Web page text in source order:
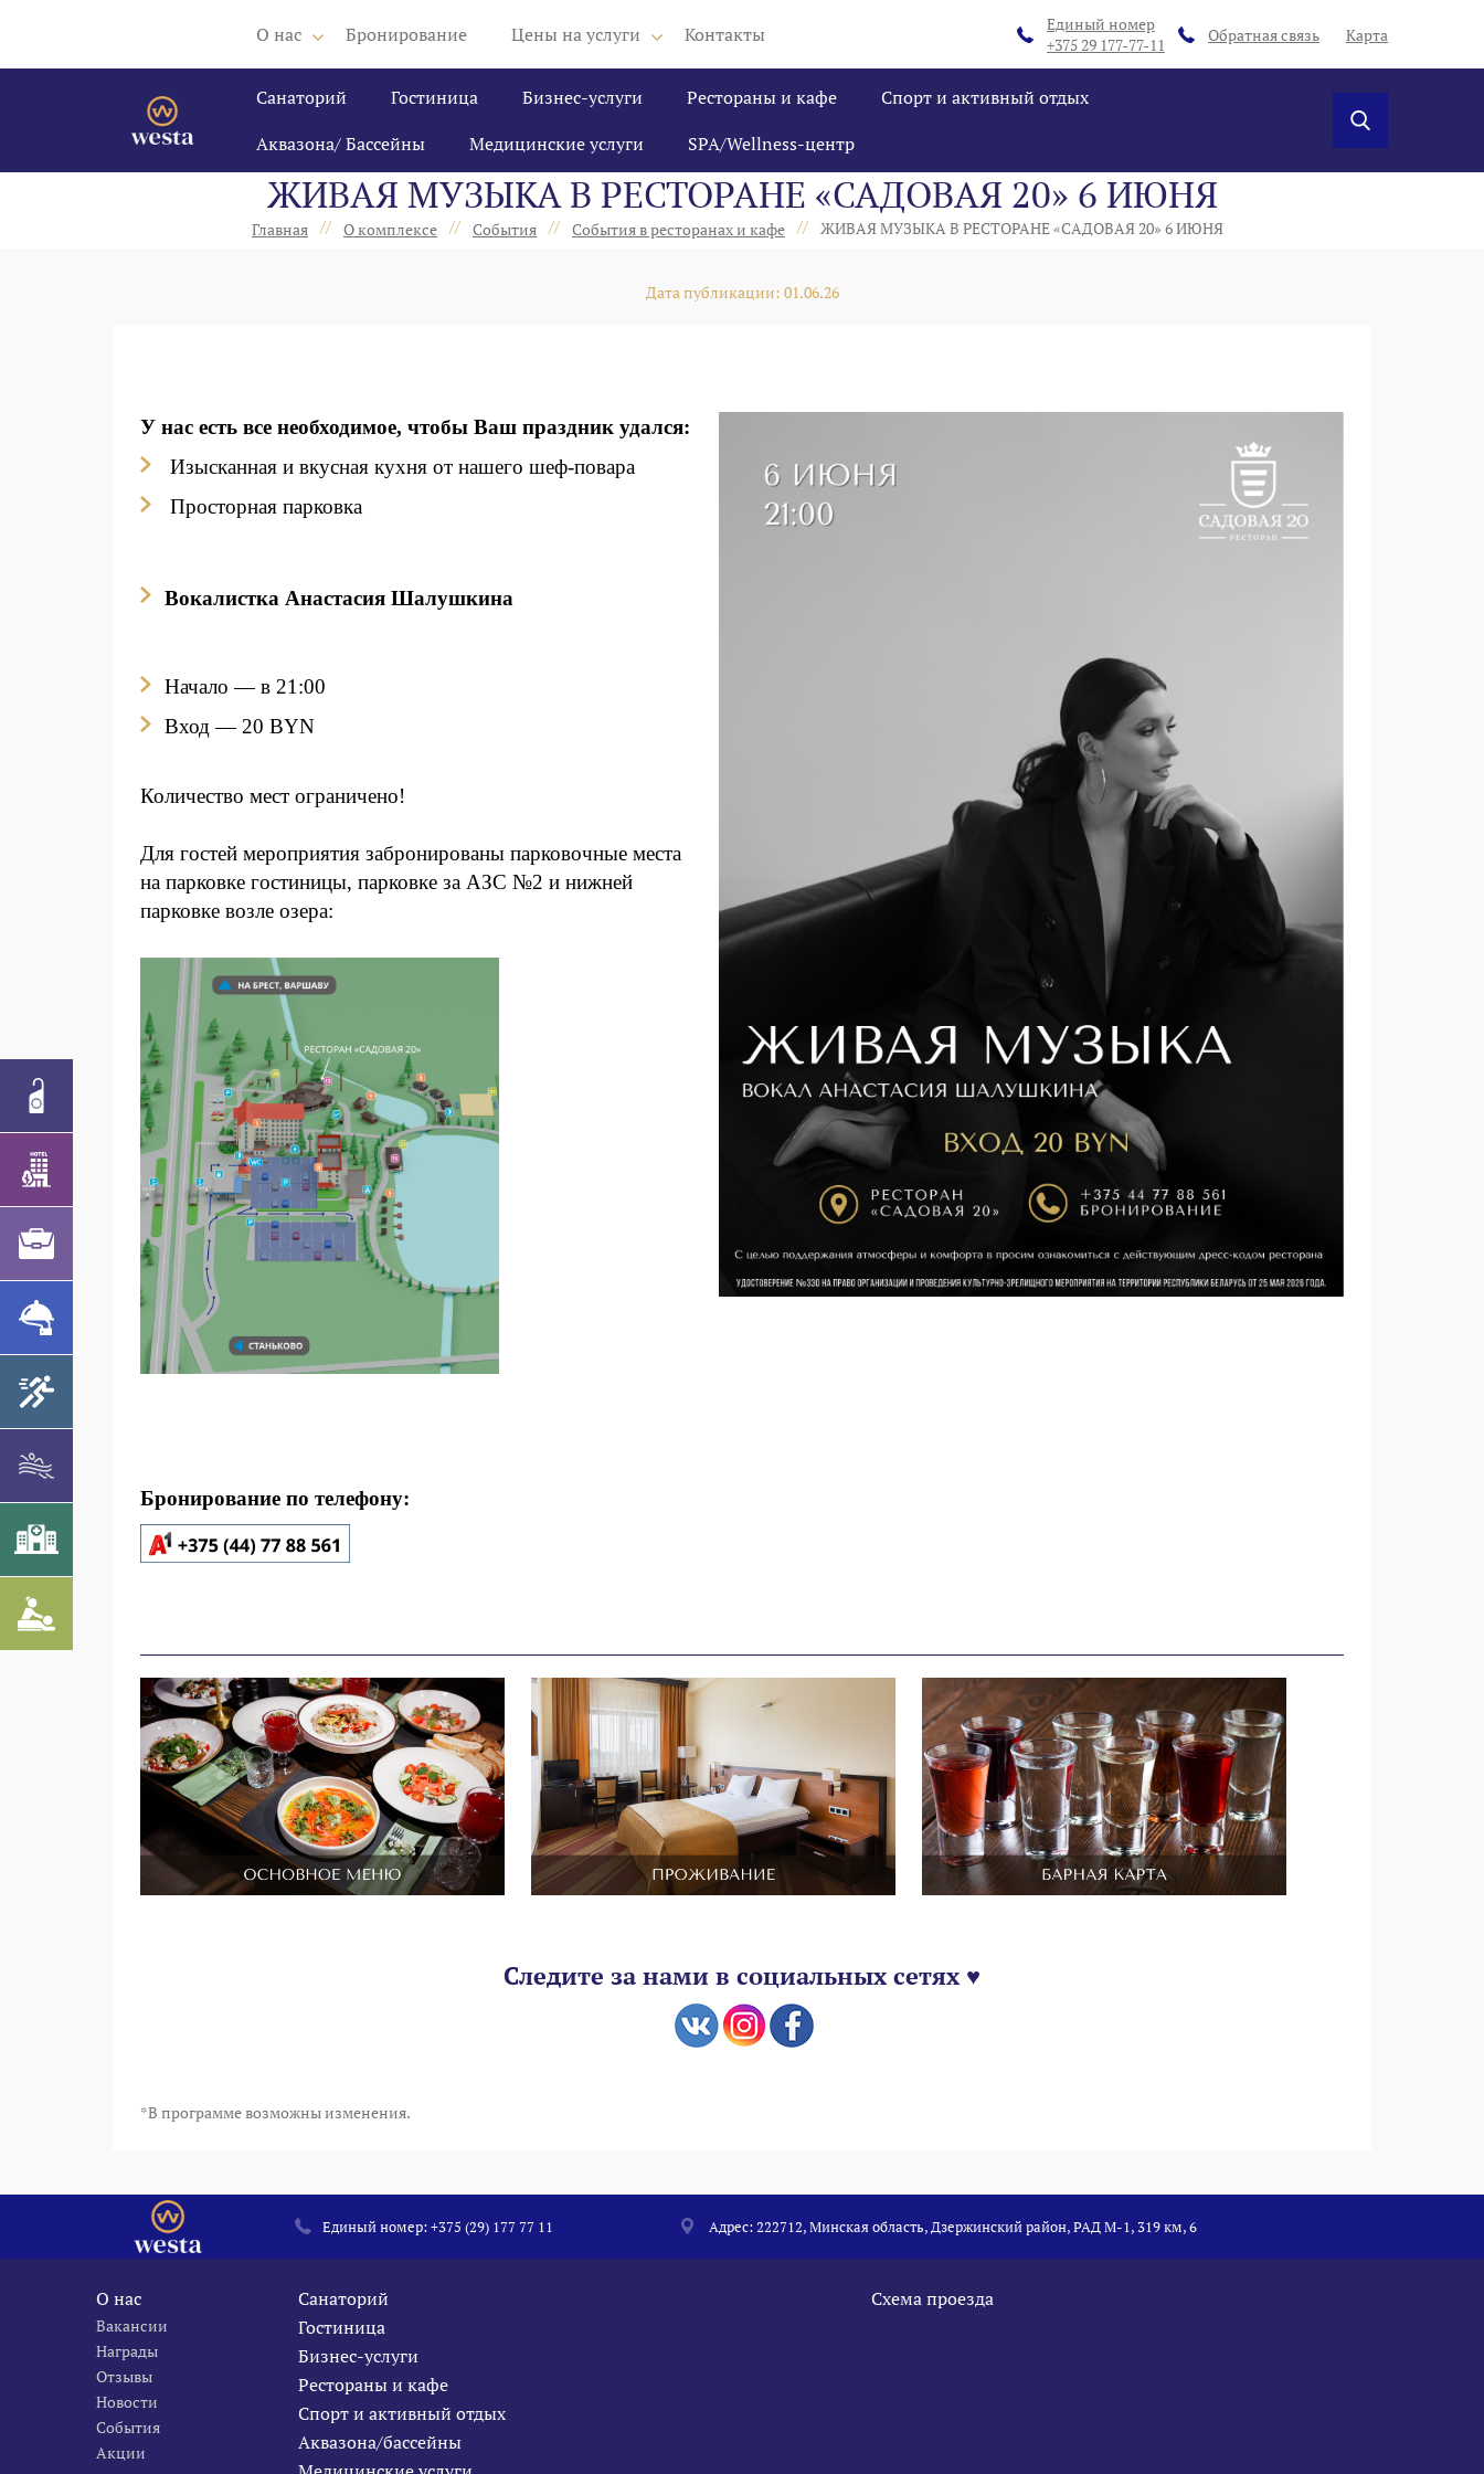
О нас Бронирование Цены на услуги Контакты
Единый номер
+375 29 177-77-11
Обратная связь Карта
Санаторий Гостиница Бизнес-услуги Рестораны и кафе
Спорт и активный отдых
Аквазона/ Бассейны
Медицинские услуги SPA/Wellness-центр
ЖИВАЯ МУЗЫКА В РЕСТОРАНЕ «САДОВАЯ 20» 6 ИЮНЯ
Главная // О комплексе // События // События в ресторанах и кафе // ЖИВАЯ МУЗЫКА В РЕСТОРАНЕ «САДОВАЯ 20» 6 ИЮНЯ
Дата публикации: 01.06.26
У нас есть все необходимое, чтобы Ваш праздник удался:
Изысканная и вкусная кухня от нашего шеф-повара
Просторная парковка
Вокалистка Анастасия Шалушкина
Начало — в 21:00
Вход — 20 BYN
Количество мест ограничено!
Для гостей мероприятия забронированы парковочные места
на парковке гостиницы, парковке за АЗС №2 и нижней
парковке возле озера:
Бронирование по телефону:
Следите за нами в социальных сетях ♥
*В программе возможны изменения.
Единый номер:+375 (29) 177 77 11 Адрес: 222712, Минская область, Дзержинский район, РАД М-1, 319 км, 6
О нас
Вакансии
Награды
Отзывы
Новости
События
Акции
Санаторий
Гостиница
Бизнес-услуги
Рестораны и кафе
Спорт и активный отдых
Аквазона/бассейны
Схема проезда